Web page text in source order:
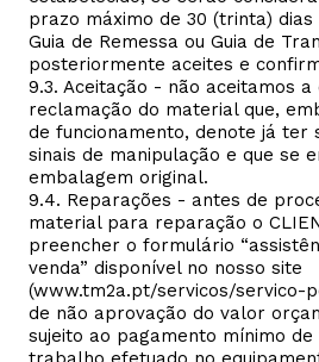
prazo máximo de 30 (trinta)
Guia de Remessa ou Guia de
posteriormente aceites e
9.3. Aceitação - não aceitamos a
reclamação do material que,
de funcionamento, denote já ter
sinais de manipulação e que se
embalagem original.
9.4. Reparações - antes de
material para reparação o
preencher o formulário
venda” disponível no nosso site
(www.tm2a.pt/servicos/servico-
de não aprovação do valor
sujeito ao pagamento mínimo